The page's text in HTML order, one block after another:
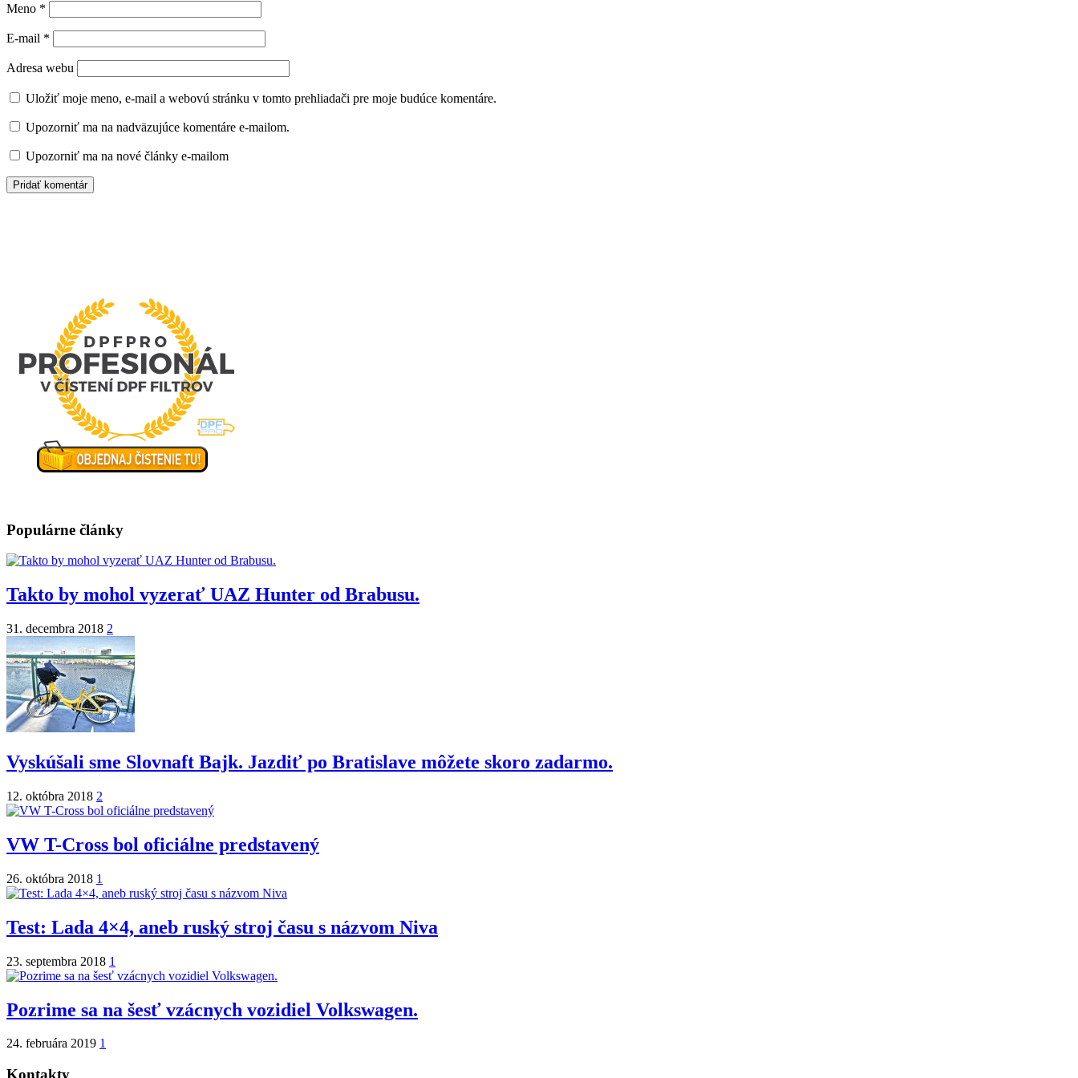
Meno *
E-mail *
Adresa webu
Uložiť moje meno, e-mail a webovú stránku v tomto prehliadači pre moje budúce komentáre.
Upozorniť ma na nadväzujúce komentáre e-mailom.
Upozorniť ma na nové články e-mailom
Populárne články
Takto by mohol vyzerať UAZ Hunter od Brabusu.
31. decembra 2018 2
Vyskúšali sme Slovnaft Bajk. Jazdiť po Bratislave môžete skoro zadarmo.
12. októbra 2018 2
VW T-Cross bol oficiálne predstavený
26. októbra 2018 1
Test: Lada 4×4, aneb ruský stroj času s názvom Niva
23. septembra 2018 1
Pozrime sa na šesť vzácnych vozidiel Volkswagen.
24. februára 2019 1
Kontakty